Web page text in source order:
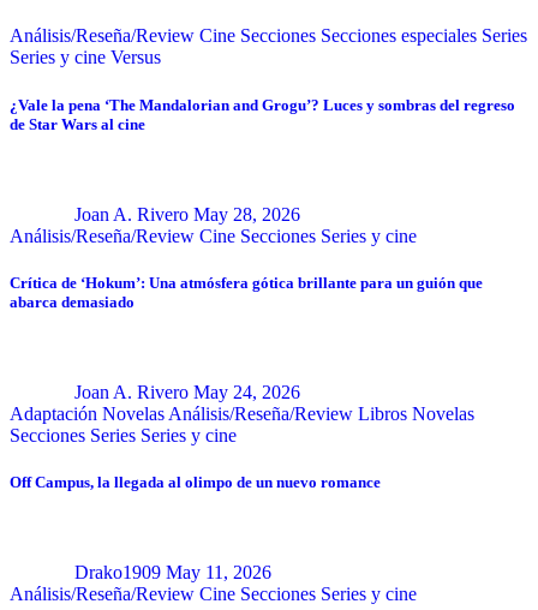
Análisis/Reseña/Review Cine Secciones Secciones especiales Series
Series y cine Versus
¿Vale la pena ‘The Mandalorian and Grogu’? Luces y sombras del regreso
de Star Wars al cine
Joan A. Rivero May 28, 2026
Análisis/Reseña/Review Cine Secciones Series y cine
Crítica de ‘Hokum’: Una atmósfera gótica brillante para un guión que
abarca demasiado
Joan A. Rivero May 24, 2026
Adaptación Novelas Análisis/Reseña/Review Libros Novelas
Secciones Series Series y cine
Off Campus, la llegada al olimpo de un nuevo romance
Drako1909 May 11, 2026
Análisis/Reseña/Review Cine Secciones Series y cine